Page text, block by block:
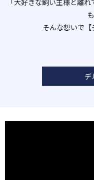
「大好きな飼い主様と離
そんな想いで【
デ